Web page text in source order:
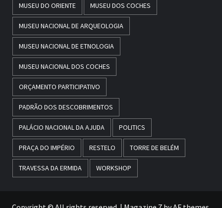
MUSEU DO ORIENTE MUSEU DOS COCHES
MUSEU NACIONAL DE ARQUEOLOGIA
MUSEU NACIONAL DE ETNOLOGIA
MUSEU NACIONAL DOS COCHES
ORÇAMENTO PARTICIPATIVO
PADRÃO DOS DESCOBRIMENTOS
PALÁCIO NACIONAL DA AJUDA POLITICS
PRAÇA DO IMPÉRIO RESTELO TORRE DE BELÉM
TRAVESSA DA ERMIDA WORKSHOP